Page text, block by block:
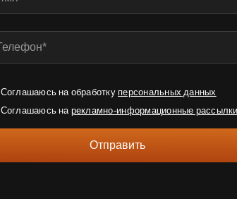
Соглашаюсь на обработку персональных данных
Соглашаюсь на рекламно-информационные рассылки
Отправить